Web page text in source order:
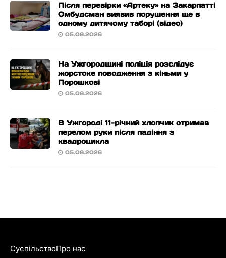
Після перевірки «Артеку» на Закарпатті
Омбудсман виявив порушення ще в
одному дитячому таборі (відео)
05.08.2026
На Ужгородщині поліція розслідує
жорстоке поводження з кіньми у
Порошкові
05.08.2026
В Ужгороді 11-річний хлопчик отримав
перелом руки після падіння з
квадроцикла
05.08.2026
СуспільствоПро нас